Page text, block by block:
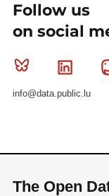
Follow us
on social
Bluesky
info@data.public.lu
The Open